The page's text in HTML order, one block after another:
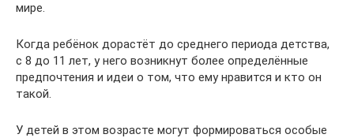
мире.
Когда ребёнок дорастёт до среднего периода детства,
с 8 до 11 лет, у него возникнут более определённые
предпочтения и идеи о том, что ему нравится и кто он
такой.
У детей в этом возрасте могут формироваться особые